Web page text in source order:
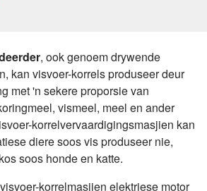
, ook genoem drywende
kan visvoer-korrels produseer deur
met 'n sekere proporsie van
vismeel, meel en ander
korrelvervaardigingsmasjien kan
diere soos vis produseer nie,
soos honde en katte.
korrelmasjien elektriese motor